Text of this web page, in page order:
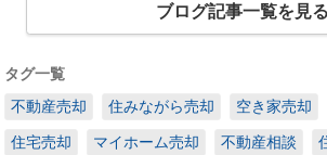
ブログ記事一覧を見る
タグ一覧
不動産売却
住みながら売却 空き家売却
住宅売却 マイホーム売却 不動産相談